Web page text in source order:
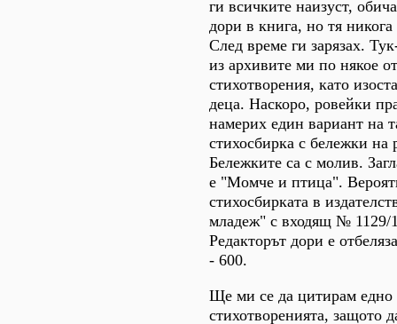
ги всичките наизуст,
дори в книга, но тя
След време ги зарязах.
из архивите ми по някое
стихотворения, като
деца. Наскоро, ровейки
намерих един вариант на
стихосбирка с бележки на
Бележките са с молив.
е "Момче и птица".
стихосбирката в
младеж" с входящ № 1129/
Редакторът дори е
- 600.
Ще ми се да цитирам едно
стихотворенията, защото